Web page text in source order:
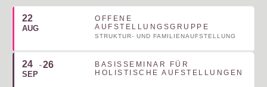
22
AUG
OFFENE
AUFSTELLUNGSGRUPPE
STRUKTUR- UND FAMILIENAUFSTELLUNG
24
SEP
26
BASISSEMINAR FÜR
HOLISTISCHE AUFSTELLUNGEN